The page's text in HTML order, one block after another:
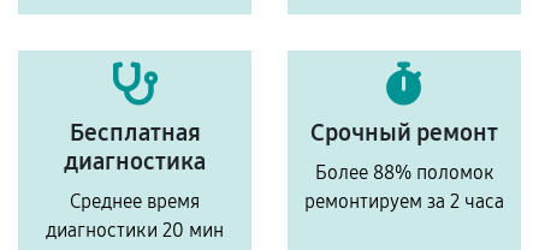
Бесплатная
диагностика
Среднее время
диагностики 20 мин
Срочный ремонт
Более 88% поломок
ремонтируем за 2 часа